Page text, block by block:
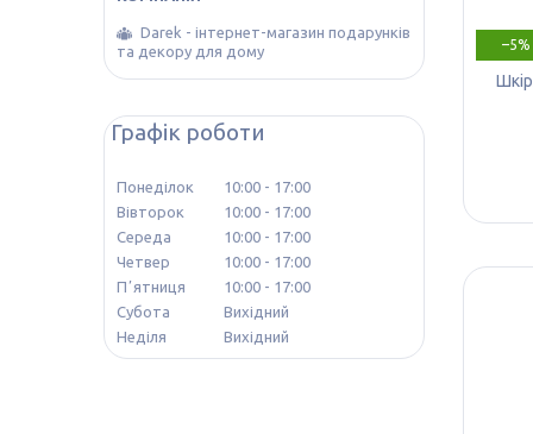
–5%
Darek - інтернет-магазин подарунків
та декору для дому
Графік роботи
Понеділок 10:00
17:00
Вівторок
10:00
17:00
Середа
10:00
17:00
Четвер
10:00
17:00
Пʼятниця
10:00
17:00
Субота
Вихідний
Неділя
Вихідний